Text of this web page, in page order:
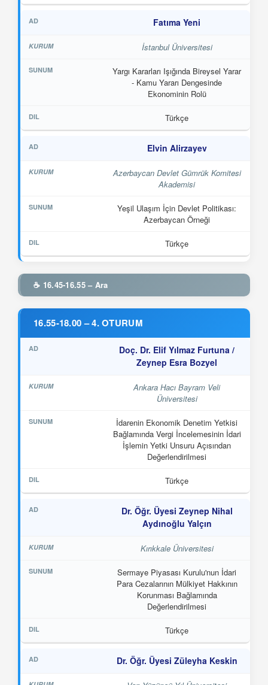
Fatıma Yeni
İstanbul Üniversitesi
Yargı Kararları Işığında Bireysel Yarar
- Kamu Yararı Dengesinde
Ekonominin Rolü
Türkçe
Elvin Alirzayev
Azerbaycan Devlet Gümrük Komitesi
Akademisi
Yeşil Ulaşım İçin Devlet Politikası:
Azerbaycan Örneği
Türkçe
☕ 16.45-16.55 – Ara
16.55-18.00 – 4. OTURUM
Doç. Dr. Elif Yılmaz Furtuna /
Zeynep Esra Bozyel
Ankara Hacı Bayram Veli
Üniversitesi
İdarenin Ekonomik Denetim Yetkisi
Bağlamında Vergi İncelemesinin İdari
İşlemin Yetki Unsuru Açısından
Değerlendirilmesi
Türkçe
Dr. Öğr. Üyesi Zeynep Nihal
Aydınoğlu Yalçın
Kırıkkale Üniversitesi
Sermaye Piyasası Kurulu'nun İdari
Para Cezalarının Mülkiyet Hakkının
Korunması Bağlamında
Değerlendirilmesi
Türkçe
Dr. Öğr. Üyesi Züleyha Keskin